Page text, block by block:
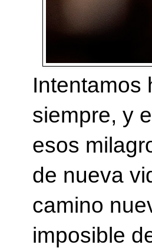
Intentamos
siempre, y
esos
de nueva
camino
imposible